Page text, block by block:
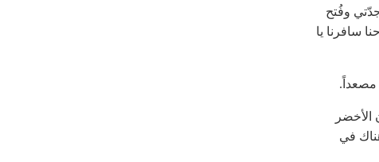
وفُتح
سافرنا يا
مصعداً.
في